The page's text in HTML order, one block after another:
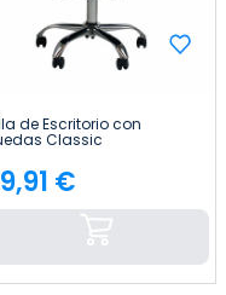
de Escritorio con
Classic
€